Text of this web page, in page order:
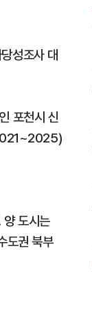
성조사 대
포천시 신
도시는
도권 북부